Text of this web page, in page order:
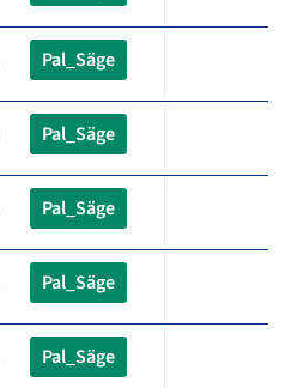
Pal_Säge
Pal_Säge
Pal_Säge
Pal_Säge
Pal_Säge